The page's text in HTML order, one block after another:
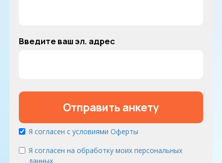
Введите ваш эл. адрес
Отправить анкету
Я согласен с условиями Оферты
Я согласен на обработку моих персональных
данных